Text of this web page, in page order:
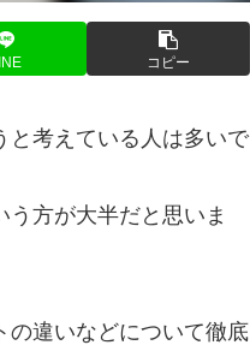
コピー
と考えている人は多いで
方が大半だと思いま
の違いなどについて徹底